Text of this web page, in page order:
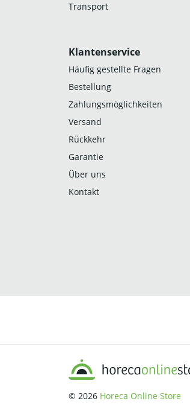
Transport
Klantenservice
Häufig gestellte Fragen
Bestellung
Zahlungsmöglichkeiten
Versand
Rückkehr
Garantie
Über uns
Kontakt
© 2026 Horeca Online Store